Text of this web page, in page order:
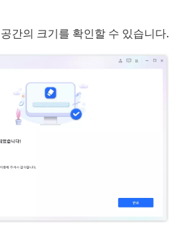
간의 크기를 확인할 수 있습니다.